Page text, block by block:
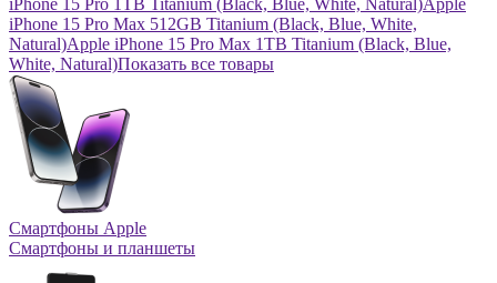
iPhone 15 Pro 1TB Titanium (Black, Blue, White, Natural)Apple
iPhone 15 Pro Max 512GB Titanium (Black, Blue, White,
Natural)Apple iPhone 15 Pro Max 1TB Titanium (Black, Blue,
White, Natural)Показать все товары
Смартфоны Apple
Смартфоны и планшеты